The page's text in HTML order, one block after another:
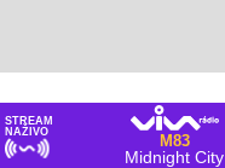
STREAM
NAŽIVO
M83
Midnight City